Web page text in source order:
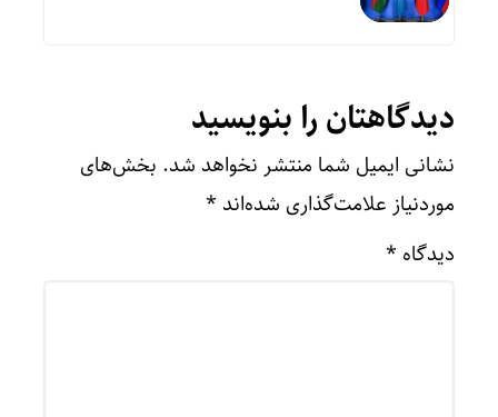
دیدگاهتان را بنویسید
نشانی ایمیل شما منتشر نخواهد شد. بخش‌های
موردنیاز علامت‌گذاری شده‌اند *
دیدگاه *